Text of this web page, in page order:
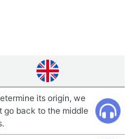
its origin, we
go back to the middle